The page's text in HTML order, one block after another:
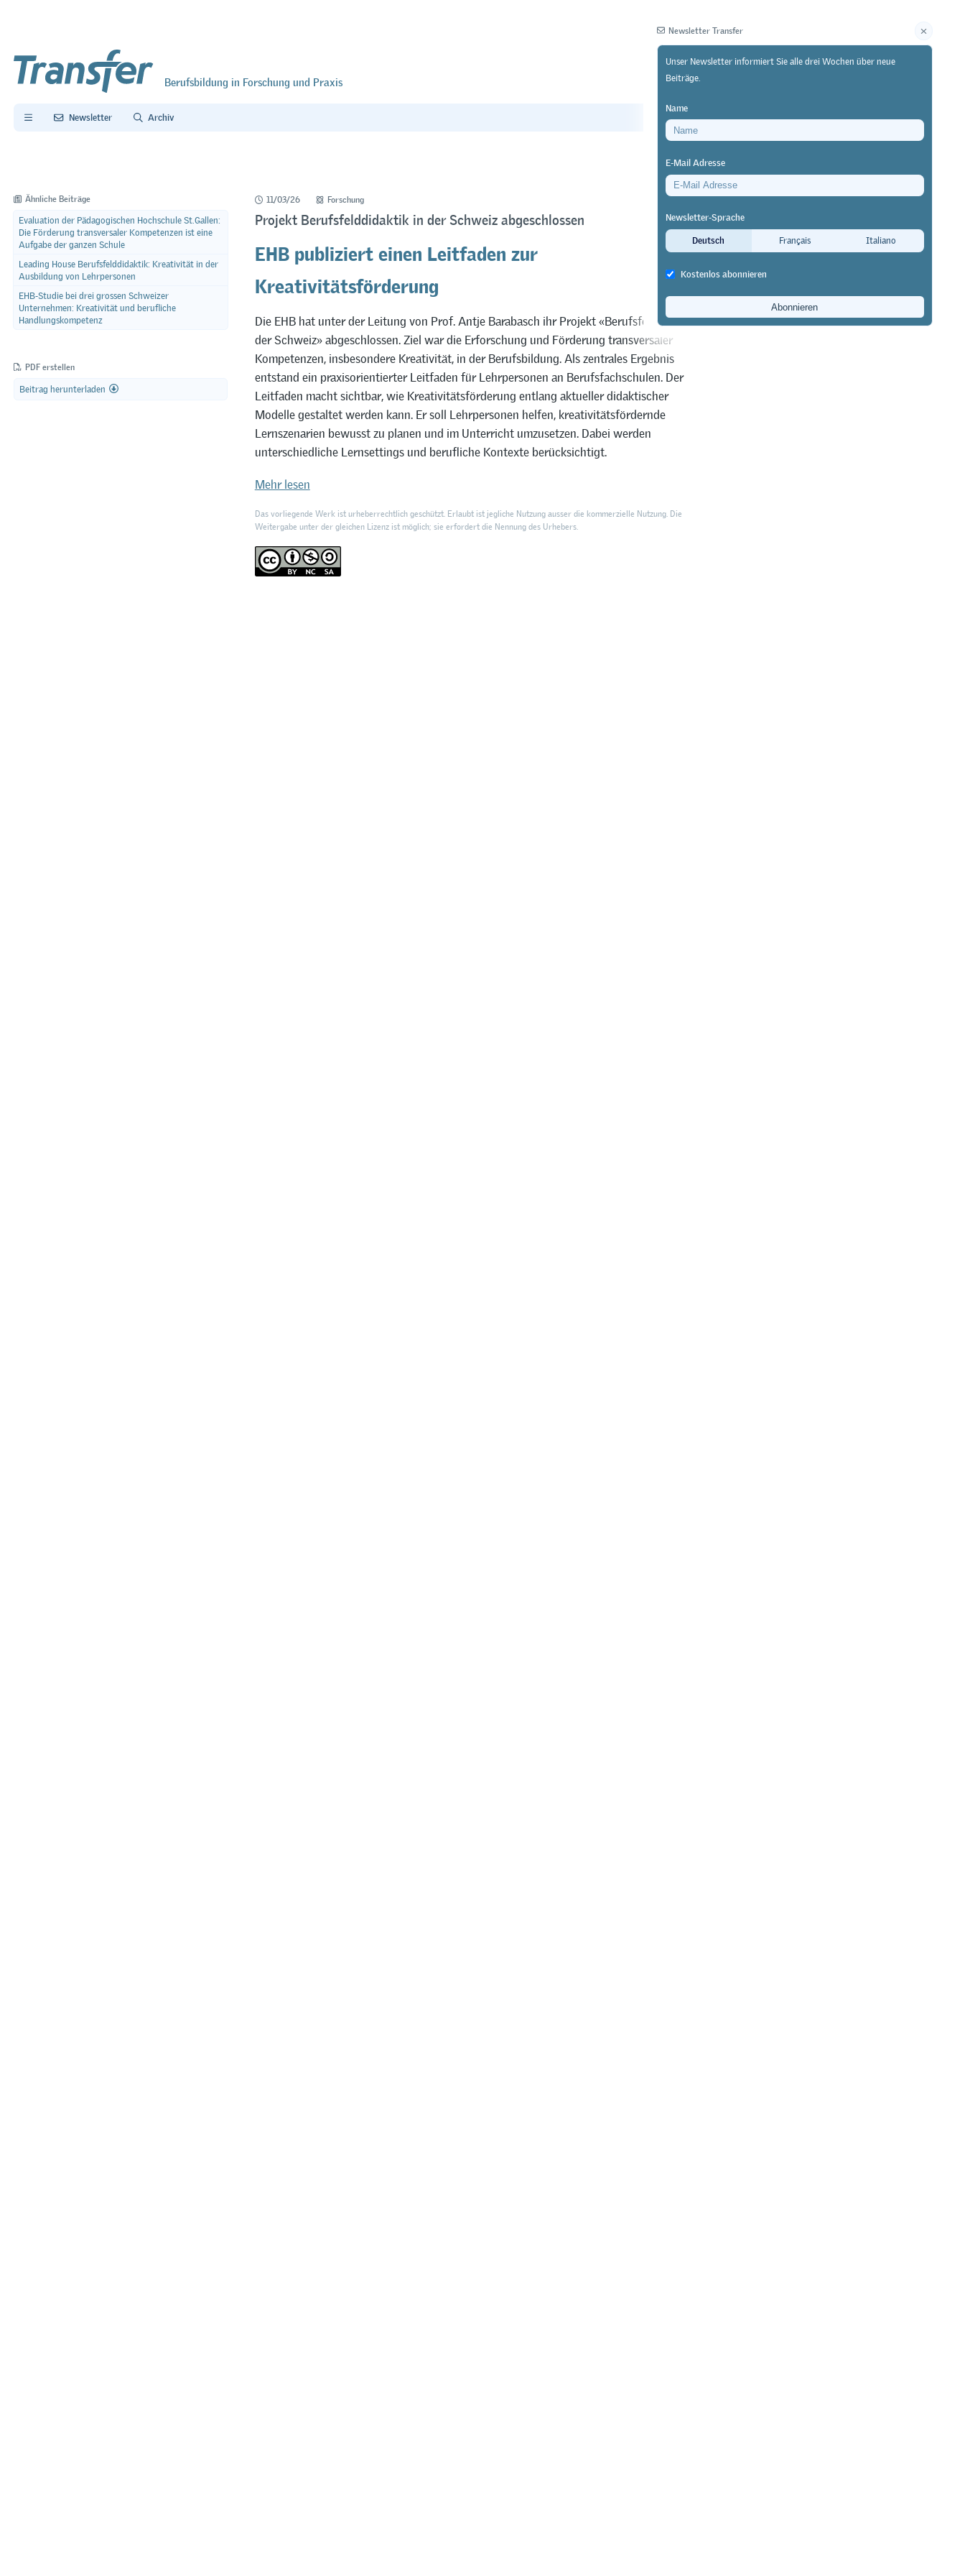
Berufsbildung in Forschung und Praxis
Newsletter Archiv
Ähnliche Beiträge
Evaluation der Pädagogischen Hochschule St.Gallen:
Die Förderung transversaler Kompetenzen ist eine
Aufgabe der ganzen Schule
Leading House Berufsfelddidaktik: Kreativität in der
Ausbildung von Lehrpersonen
EHB-Studie bei drei grossen Schweizer
Unternehmen: Kreativität und berufliche
Handlungskompetenz
PDF erstellen
Beitrag herunterladen
11/03/26 Forschung
Projekt Berufsfelddidaktik in der Schweiz abgeschlossen
EHB publiziert einen Leitfaden zur
Kreativitätsförderung
Die EHB hat unter der Leitung von Prof. Antje Barabasch ihr Projekt «Berufsfelddidaktik in
der Schweiz» abgeschlossen. Ziel war die Erforschung und Förderung transversaler
Kompetenzen, insbesondere Kreativität, in der Berufsbildung. Als zentrales Ergebnis
entstand ein praxisorientierter Leitfaden für Lehrpersonen an Berufsfachschulen. Der
Leitfaden macht sichtbar, wie Kreativitätsförderung entlang aktueller didaktischer
Modelle gestaltet werden kann. Er soll Lehrpersonen helfen, kreativitätsfördernde
Lernszenarien bewusst zu planen und im Unterricht umzusetzen. Dabei werden
unterschiedliche Lernsettings und berufliche Kontexte berücksichtigt.
Mehr lesen
Das vorliegende Werk ist urheberrechtlich geschützt. Erlaubt ist jegliche Nutzung ausser die kommerzielle Nutzung. Die
Weitergabe unter der gleichen Lizenz ist möglich; sie erfordert die Nennung des Urhebers.
Newsletter Transfer
Unser Newsletter informiert Sie alle drei Wochen über neue
Beiträge.
Name
E-Mail Adresse
Newsletter-Sprache
Deutsch
Français Italiano
Kostenlos abonnieren